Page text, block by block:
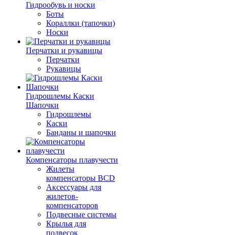
Гидрообувь и носки
Боты
Кораллки (тапочки)
Носки
Перчатки и рукавицы
Перчатки
Рукавицы
Гидрошлемы Каски
Шапочки
Гидрошлемы
Каски
Банданы и шапочки
Компенсаторы плавучести
Жилеты
компенсаторы BCD
Аксессуары для
жилетов-
компенсаторов
Подвесные системы
Крылья для
подвесок